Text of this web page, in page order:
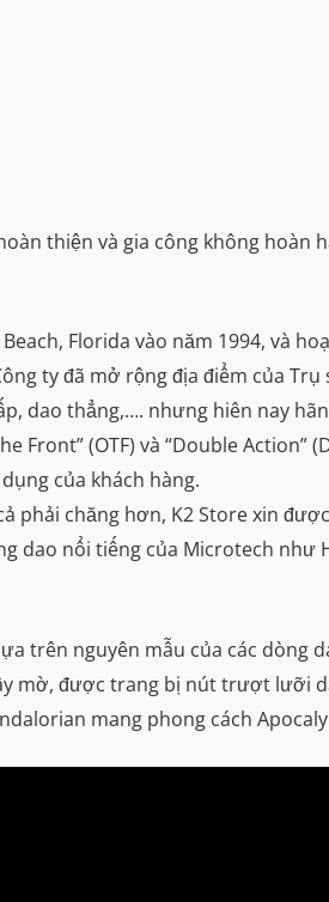
thiện và gia công không hoàn
Florida vào năm 1994, và
ty đã mở rộng địa điểm của Trụ
dao thẳng,…. nhưng hiên nay
(OTF) và “Double Action”
của khách hàng.
phải chăng hơn, K2 Store xin
dao nổi tiếng của Microtech như
trên nguyên mẫu của các dòng
mờ, được trang bị nút trượt lưỡi
mang phong cách